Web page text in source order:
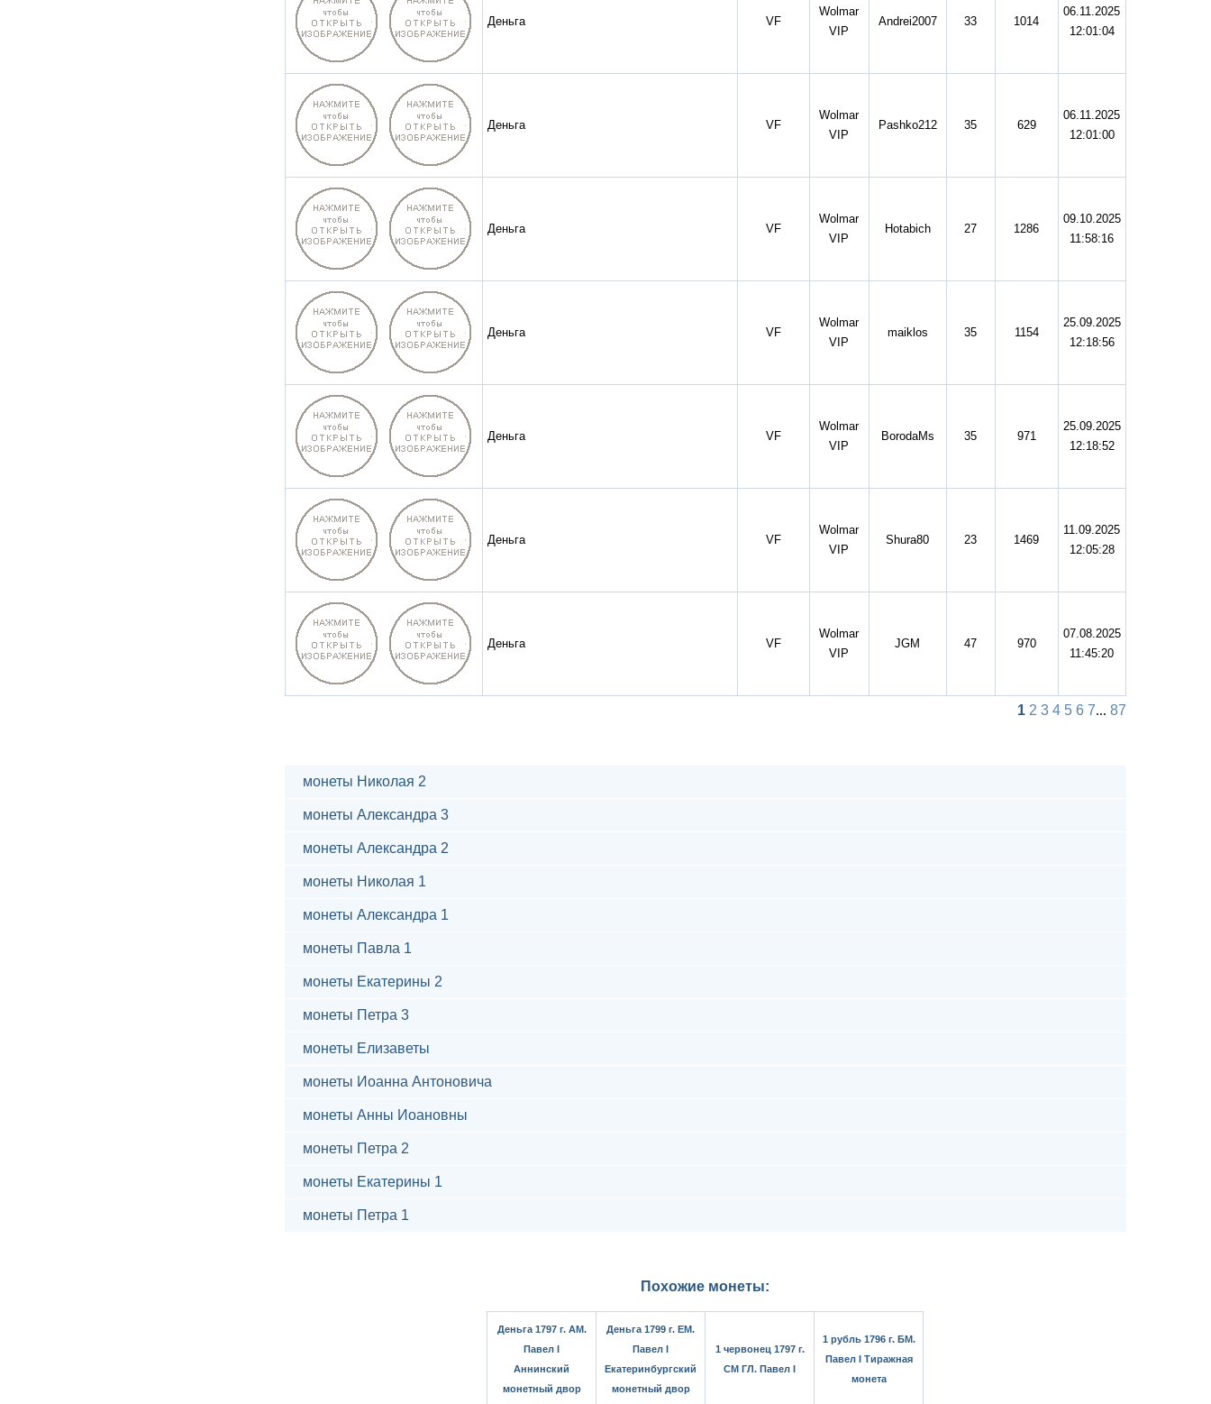
Деньга VF
Wolmar
VIP
Andrei2007 33 1014
06.11.2025
12:01:04
Деньга VF
Wolmar
VIP
Pashko212 35 629
06.11.2025
12:01:00
Деньга VF
Wolmar
VIP
Hotabich 27 1286
09.10.2025
11:58:16
Деньга VF
Wolmar
VIP
maiklos 35 1154
25.09.2025
12:18:56
Деньга VF
Wolmar
VIP
BorodaMs 35 971
25.09.2025
12:18:52
Деньга VF
Wolmar
VIP
Shura80 23 1469
11.09.2025
12:05:28
Деньга VF
Wolmar
VIP
JGM 47 970
07.08.2025
11:45:20
1 2 3 4 5 6 7... 87
монеты Николая 2
монеты Александра 3
монеты Александра 2
монеты Николая 1
монеты Александра 1
монеты Павла 1
монеты Екатерины 2
монеты Петра 3
монеты Елизаветы
монеты Иоанна Антоновича
монеты Анны Иоановны
монеты Петра 2
монеты Екатерины 1
монеты Петра 1
Похожие монеты:
Деньга 1797 г. АМ.
Павел I
Аннинский
монетный двор
Деньга 1799 г. ЕМ.
Павел I
Екатеринбургский
монетный двор
1 червонец 1797 г.
СМ ГЛ. Павел I
1 рубль 1796 г. БМ.
Павел I Тиражная
монета